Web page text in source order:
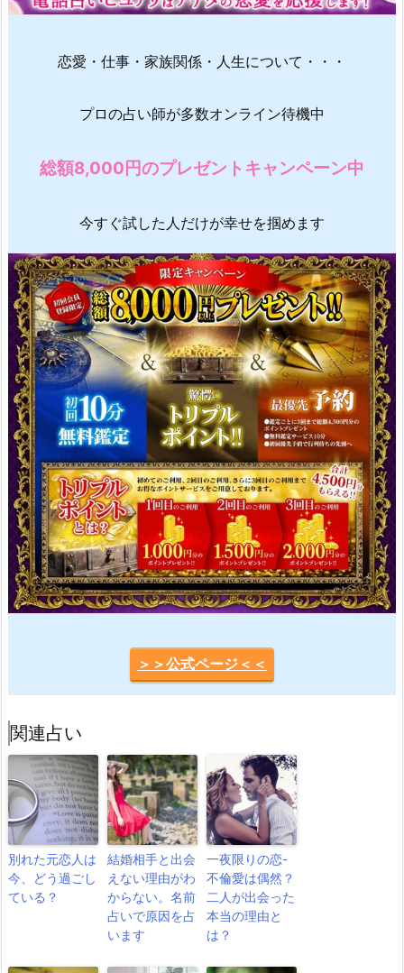
恋愛・仕事・家族関係・人生について・・・
プロの占い師が多数オンライン待機中
総額8,000円のプレゼントキャンペーン中
今すぐ試した人だけが幸せを掴めます
＞＞公式ページ＜＜
関連占い
別れた元恋人は
今、どう過ごし
ている？
結婚相手と出会
えない理由がわ
からない。名前
占いで原因を占
います
一夜限りの恋-
不倫愛は偶然？
二人が出会った
本当の理由と
は？